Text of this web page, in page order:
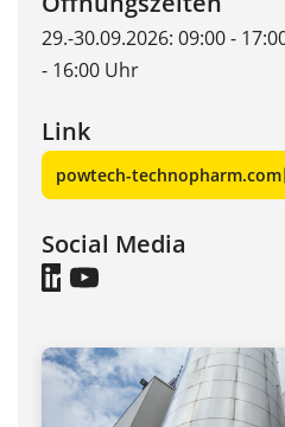
29.-30.09.2026: 09:00 -
- 16:00 Uhr
Link
powtech-technopharm.com
Social Media